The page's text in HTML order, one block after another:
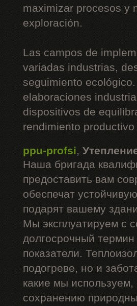
maximizar procesos y
exploración.
Las campos de
variadas industrias,
seguimiento
elaboraciones
dispositivos de
rendimiento
ppu-profsi,
Наша бригада
предоставить вам
обеспечат
подарят вашему
Мы эксплуатируем с
долгосрочный
показатели.
подогреве, но и
какие мы
сохранению